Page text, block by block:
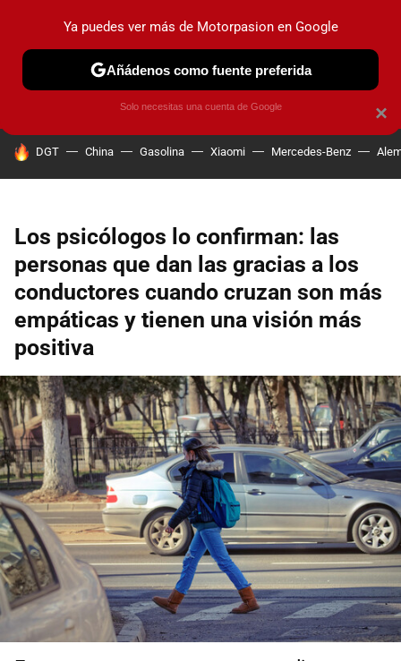
PRUEBAS COCHES ELÉCTRICOS OBSERVATORIO
HOY SE HABLA DE
DGT China Gasolina Xiaomi Mercedes-Benz
Los psicólogos lo confirman: las
personas que dan las gracias a los
conductores cuando cruzan son más
empáticas y tienen una visión más
positiva
×
Ya puedes ver más de Motorpasion en Google
Añádenos como fuente preferida
Solo necesitas una cuenta de Google